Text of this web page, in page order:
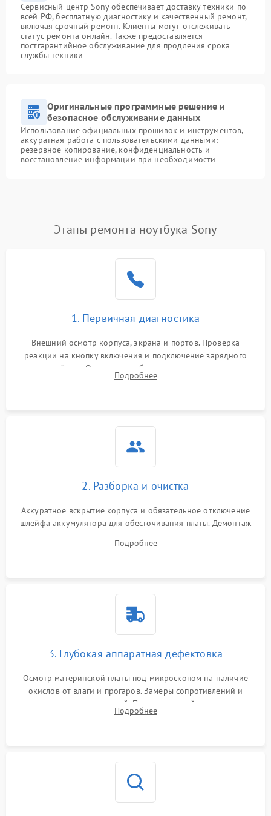
Сервисный центр Sony обеспечивает доставку техники по
всей РФ, бесплатную диагностику и качественный ремонт,
включая срочный ремонт. Клиенты могут отслеживать
статус ремонта онлайн. Также предоставляется
постгарантийное обслуживание для продления срока
службы техники
Оригинальные программные решение и
безопасное обслуживание данных
Использование официальных прошивок и инструментов,
аккуратная работа с пользовательскими данными:
резервное копирование, конфиденциальность и
восстановление информации при необходимости
Этапы ремонта ноутбука Sony
1. Первичная диагностика
Внешний осмотр корпуса, экрана и портов. Проверка
реакции на кнопку включения и подключение зарядного
устройства. Оценка потребления тока с помощью
лабораторного блока питания для локализации проблемы.
Подробнее
2. Разборка и очистка
Аккуратное вскрытие корпуса и обязательное отключение
шлейфа аккумулятора для обесточивания платы. Демонтаж
высохшей термопасты с кристаллов чипов.
Подробнее
3. Глубокая аппаратная дефектовка
Осмотр материнской платы под микроскопом на наличие
окислов от влаги и прогаров. Замеры сопротивлений и
дежурных напряжений. Проверка цепей питания,
мультиконтроллера, процессора и видеочипа.
Подробнее